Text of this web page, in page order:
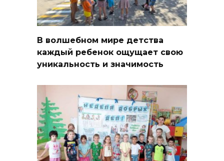
В волшебном мире детства
каждый ребенок ощущает свою
уникальность и значимость